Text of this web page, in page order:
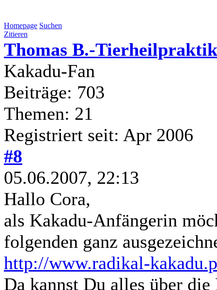
Homepage Suchen
Zitieren
Thomas B.-
Kakadu-Fan
Beiträge: 703
Themen: 21
Registriert seit: Apr 2006
#8
05.06.2007, 22:13
Hallo Cora,
als Kakadu-Anfängerin
folgenden ganz
http://www.radikal-
Da kannst Du alles über